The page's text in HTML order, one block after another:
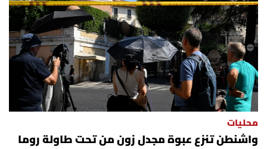
محليات
واشنطن تنزع عبوة مجدل زون من تحت طاولة روما